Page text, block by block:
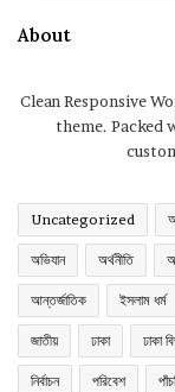
About
Clean Responsive
theme. Packed
Uncategorized
অভিযান অর্থনীতি
আন্তর্জাতিক ইসলাম ধর্ম
জাতীয় ঢাকা ঢাকা
নির্বাচন পরিবেশ